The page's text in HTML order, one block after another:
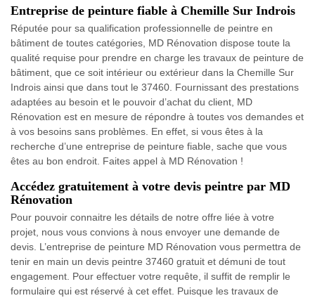
Entreprise de peinture fiable à Chemille Sur Indrois
Réputée pour sa qualification professionnelle de peintre en
bâtiment de toutes catégories, MD Rénovation dispose toute la
qualité requise pour prendre en charge les travaux de peinture de
bâtiment, que ce soit intérieur ou extérieur dans la Chemille Sur
Indrois ainsi que dans tout le 37460. Fournissant des prestations
adaptées au besoin et le pouvoir d’achat du client, MD
Rénovation est en mesure de répondre à toutes vos demandes et
à vos besoins sans problèmes. En effet, si vous êtes à la
recherche d’une entreprise de peinture fiable, sache que vous
êtes au bon endroit. Faites appel à MD Rénovation !
Accédez gratuitement à votre devis peintre par MD
Rénovation
Pour pouvoir connaitre les détails de notre offre liée à votre
projet, nous vous convions à nous envoyer une demande de
devis. L’entreprise de peinture MD Rénovation vous permettra de
tenir en main un devis peintre 37460 gratuit et démuni de tout
engagement. Pour effectuer votre requête, il suffit de remplir le
formulaire qui est réservé à cet effet. Puisque les travaux de